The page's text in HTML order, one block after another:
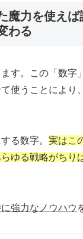
魔力を使えば
わる
す。この「数字
使うことにより
る数字。 実はこ
ゆる戦略がちり
強力なノウハウ